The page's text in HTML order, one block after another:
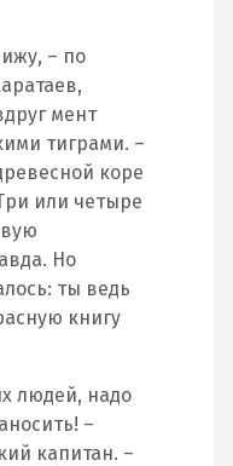
– по
мент
тиграми. –
коре
или четыре
Но
ты ведь
книгу
людей, надо
–
капитан. –